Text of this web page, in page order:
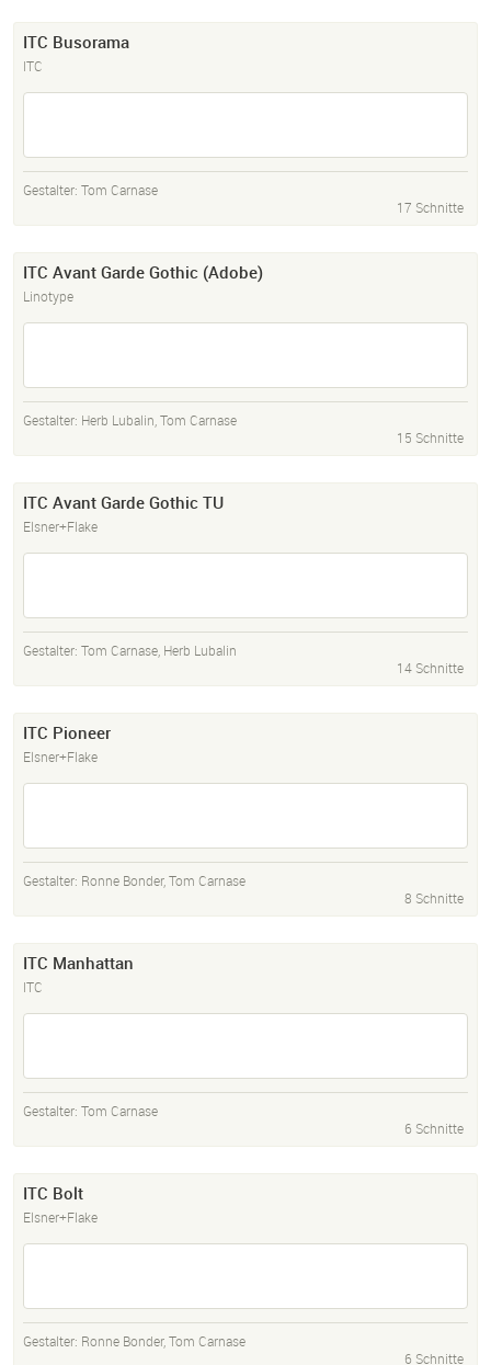
ITC Busorama
ITC
Gestalter: Tom Carnase
17 Schnitte
ITC Avant Garde Gothic (Adobe)
Linotype
Gestalter: Herb Lubalin,Tom Carnase
15 Schnitte
ITC Avant Garde Gothic TU
Elsner+Flake
Gestalter: Tom Carnase, Herb Lubalin
14 Schnitte
ITC Pioneer
Elsner+Flake
Gestalter: Ronne Bonder,Tom Carnase
8 Schnitte
ITC Manhattan
ITC
Gestalter: Tom Carnase
6 Schnitte
ITC Bolt
Elsner+Flake
Gestalter: Ronne Bonder,Tom Carnase
6 Schnitte